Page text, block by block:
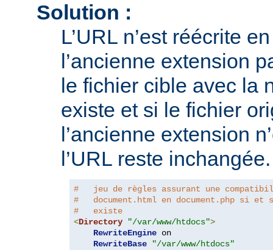
Solution :
L’URL n’est réécrite
l’ancienne extension
le fichier cible avec la
existe et si le fichier
l’ancienne extension
l’URL reste inchangée.
#   jeu de règles assurant une
#   document.html en document.php si et
#   existe
<Directory "/var/www/htdocs">
RewriteEngine on
RewriteBase
"/var/www/htdocs"